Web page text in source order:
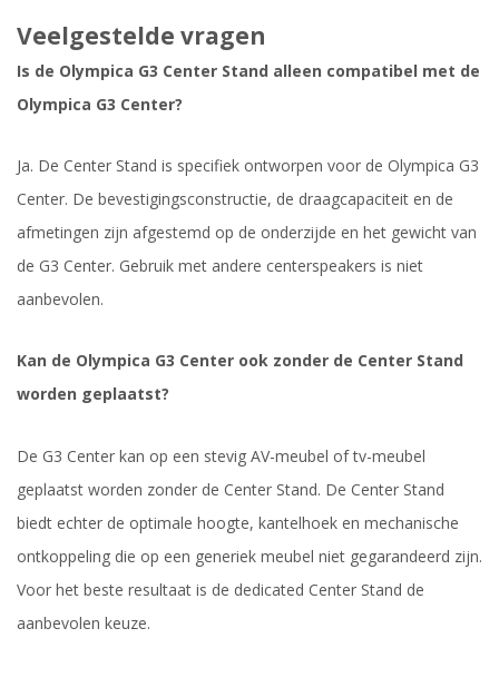
Veelgestelde vragen
Is de Olympica G3 Center Stand alleen compatibel met de
Olympica G3 Center?
Ja. De Center Stand is specifiek ontworpen voor de Olympica G3
Center. De bevestigingsconstructie, de draagcapaciteit en de
afmetingen zijn afgestemd op de onderzijde en het gewicht van
de G3 Center. Gebruik met andere centerspeakers is niet
aanbevolen.
Kan de Olympica G3 Center ook zonder de Center Stand
worden geplaatst?
De G3 Center kan op een stevig AV-meubel of tv-meubel
geplaatst worden zonder de Center Stand. De Center Stand
biedt echter de optimale hoogte, kantelhoek en mechanische
ontkoppeling die op een generiek meubel niet gegarandeerd zijn.
Voor het beste resultaat is de dedicated Center Stand de
aanbevolen keuze.